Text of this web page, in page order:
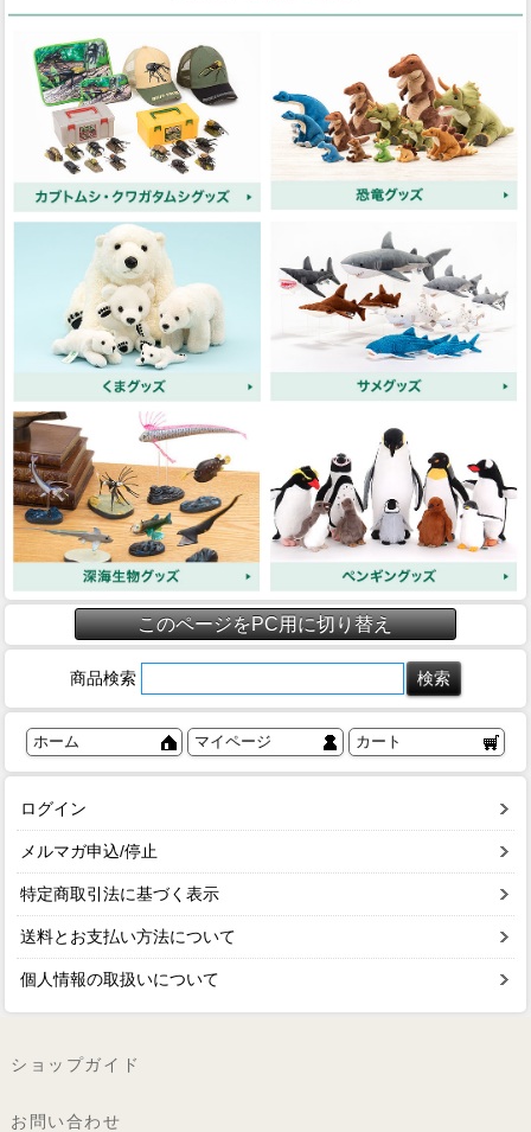
このページをPC用に切り替え
商品検索
ホーム マイページ カート
ログイン
メルマガ申込/停止
特定商取引法に基づく表示
送料とお支払い方法について
個人情報の取扱いについて
ショップガイド
お問い合わせ